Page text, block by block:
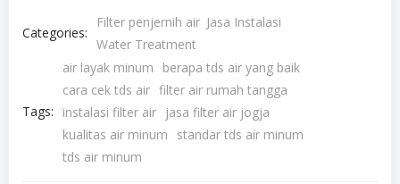
Categories:
Filter penjernih air Jasa Instalasi
Water Treatment
Tags:
air layak minum
berapa tds air yang baik
cara cek tds air filter air rumah tangga
instalasi filter air
jasa filter air jogja
kualitas air minum
standar tds air minum
tds air minum